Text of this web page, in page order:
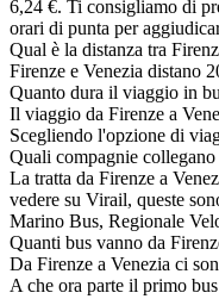
6,24 €. Ti consigliamo di
orari di punta per
Qual è la distanza tra
Firenze e Venezia distano
Quanto dura il viaggio in
Il viaggio da Firenze a
Scegliendo l'opzione di
Quali compagnie collegano
La tratta da Firenze a
vedere su Virail, queste
Marino Bus, Regionale
Quanti bus vanno da
Da Firenze a Venezia ci
A che ora parte il primo